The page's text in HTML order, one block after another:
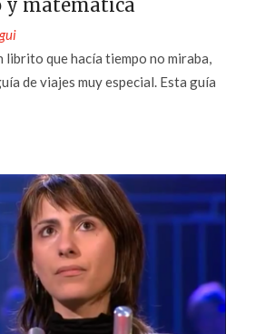
y matemática
librito que hacía tiempo no miraba,
de viajes muy especial. Esta guía